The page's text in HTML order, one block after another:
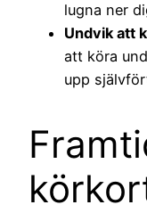
lugna ner
Undvik att
att köra
upp